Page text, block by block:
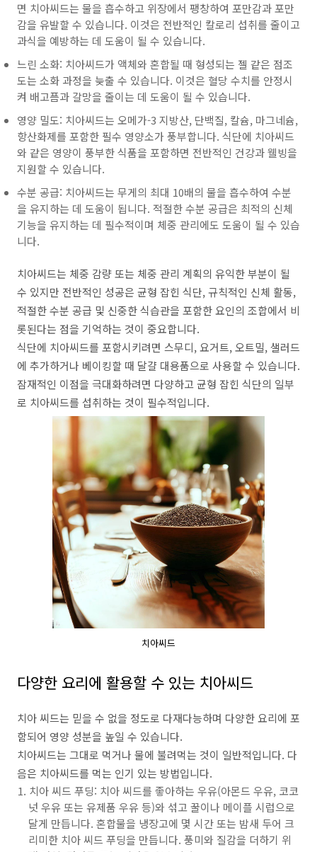
면 치아씨드는 물을 흡수하고 위장에서 팽창하여 포만감과 포만
감을 유발할 수 있습니다. 이것은 전반적인 칼로리 섭취를 줄이고
과식을 예방하는 데 도움이 될 수 있습니다.
느린 소화: 치아씨드가 액체와 혼합될 때 형성되는 젤 같은 점조
도는 소화 과정을 늦출 수 있습니다. 이것은 혈당 수치를 안정시
켜 배고픔과 갈망을 줄이는 데 도움이 될 수 있습니다.
영양 밀도: 치아씨드는 오메가-3 지방산, 단백질, 칼슘, 마그네슘,
항산화제를 포함한 필수 영양소가 풍부합니다. 식단에 치아씨드
와 같은 영양이 풍부한 식품을 포함하면 전반적인 건강과 웰빙을
지원할 수 있습니다.
수분 공급: 치아씨드는 무게의 최대 10배의 물을 흡수하여 수분
을 유지하는 데 도움이 됩니다. 적절한 수분 공급은 최적의 신체
기능을 유지하는 데 필수적이며 체중 관리에도 도움이 될 수 있습
니다.
치아씨드는 체중 감량 또는 체중 관리 계획의 유익한 부분이 될
수 있지만 전반적인 성공은 균형 잡힌 식단, 규칙적인 신체 활동,
적절한 수분 공급 및 신중한 식습관을 포함한 요인의 조합에서 비
롯된다는 점을 기억하는 것이 중요합니다.
식단에 치아씨드를 포함시키려면 스무디, 요거트, 오트밀, 샐러드
에 추가하거나 베이킹할 때 달걀 대용품으로 사용할 수 있습니다.
잠재적인 이점을 극대화하려면 다양하고 균형 잡힌 식단의 일부
로 치아씨드를 섭취하는 것이 필수적입니다.
치아씨드
다양한 요리에 활용할 수 있는 치아씨드
치아 씨드는 믿을 수 없을 정도로 다재다능하며 다양한 요리에 포
함되어 영양 성분을 높일 수 있습니다.
치아씨드는 그대로 먹거나 물에 불려먹는 것이 일반적입니다. 다
음은 치아씨드를 먹는 인기 있는 방법입니다.
치아 씨드 푸딩: 치아 씨드를 좋아하는 우유(아몬드 우유, 코코
넛 우유 또는 유제품 우유 등)와 섞고 꿀이나 메이플 시럽으로
달게 만듭니다. 혼합물을 냉장고에 몇 시간 또는 밤새 두어 크
리미한 치아 씨드 푸딩을 만듭니다. 풍미와 질감을 더하기 위